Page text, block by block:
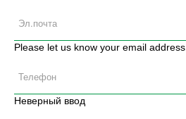
Please let us know your email address.
Неверный ввод